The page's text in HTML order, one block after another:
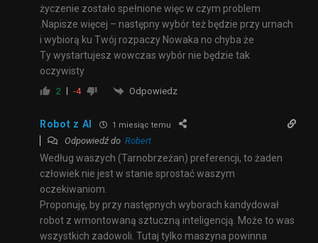
życzenie zostało spełnione więc w czym problem
.Napisze więcej – następny wybór też będzie przy urnach
i wybiorą ku Twój rozpaczy Nowaka no chyba że
Ty wystartujesz wowczas wybór nie będzie tak
oczywisty
2 -4 Odpowiedz
Robot z AI 1 miesiąc temu
Odpowiedź do Robert
Według waszych (Tarnobrzeżan) preferencji, to żaden
człowiek nie jest w stanie sprostać waszym
oczekiwaniom.
Proponuję, by przy następnych wyborach kandydował
robot z wmontowaną sztuczną inteligencją. Może to was
wszystkich zadowoli. Tutaj tylko maszyna powinna